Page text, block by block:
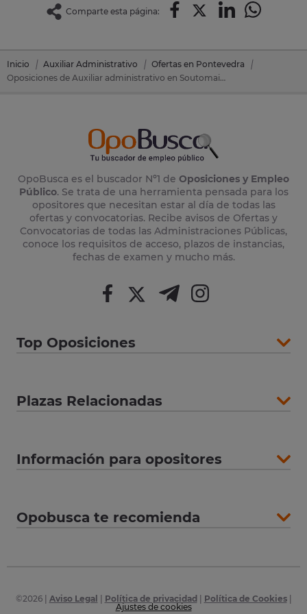
Comparte esta página:
Inicio Auxiliar Administrativo
Ofertas en Pontevedra
Oposiciones de Auxiliar administrativo en Soutomaior (Pontevedra)
OpoBusca es el buscador Nº1 de Oposiciones y Empleo
Público. Se trata de una herramienta pensada para los
opositores que necesitan estar al día de todas las
ofertas y convocatorias. Recibe avisos de Ofertas y
Convocatorias de todas las Administraciones Públicas,
conoce los requisitos de acceso, plazos de instancias,
fechas de examen y mucho más.
Top Oposiciones
Plazas Relacionadas
Información para opositores
Opobusca te recomienda
©2026| Aviso Legal Política de privacidad Política de Cookies|
Ajustes de cookies